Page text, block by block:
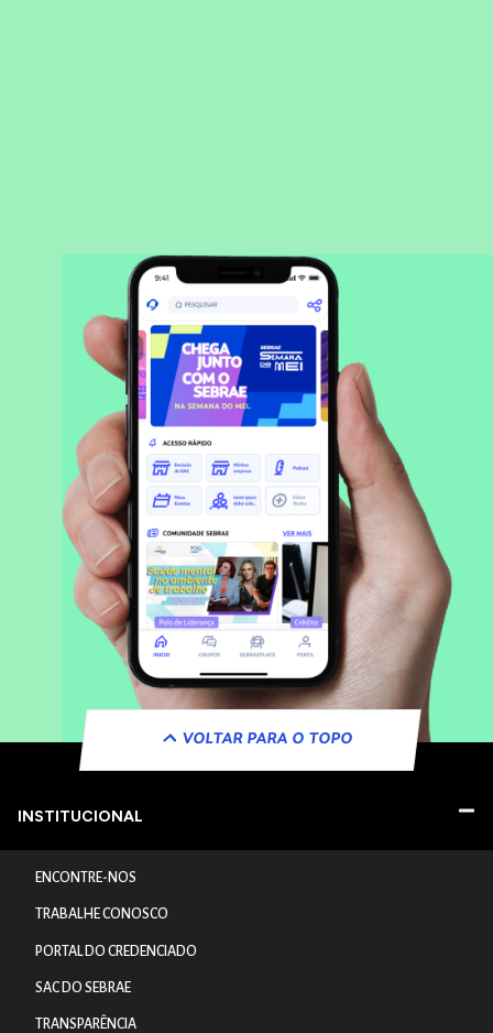
VOLTAR PARA O TOPO
INSTITUCIONAL
ENCONTRE-NOS
TRABALHE CONOSCO
PORTAL DO CREDENCIADO
SAC DO SEBRAE
TRANSPARÊNCIA